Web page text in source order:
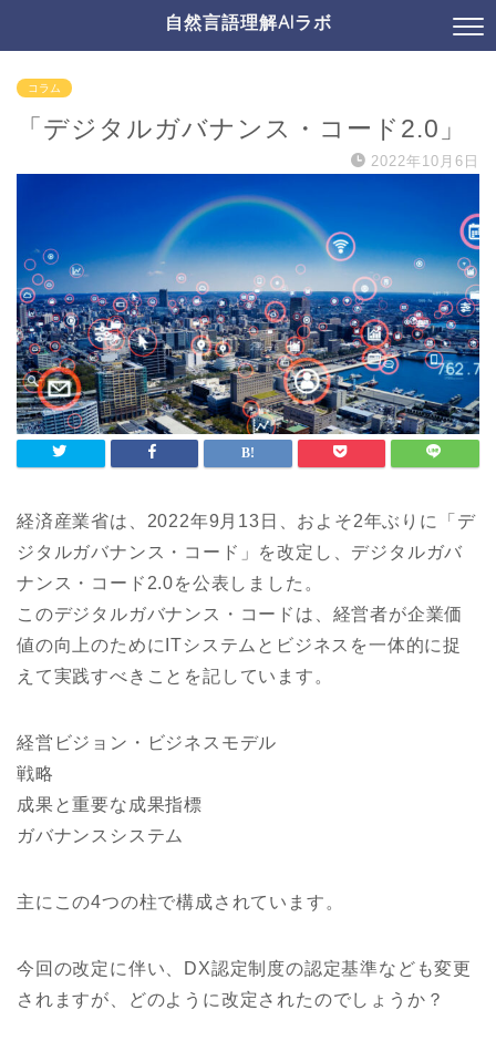
自然言語理解AIラボ
コラム
「デジタルガバナンス・コード2.0」
2022年10月6日
経済産業省は、2022年9月13日、およそ2年ぶりに「デ
ジタルガバナンス・コード」を改定し、デジタルガバ
ナンス・コード2.0を公表しました。
このデジタルガバナンス・コードは、経営者が企業価
値の向上のためにITシステムとビジネスを一体的に捉
えて実践すべきことを記しています。
経営ビジョン・ビジネスモデル
戦略
成果と重要な成果指標
ガバナンスシステム
主にこの4つの柱で構成されています。
今回の改定に伴い、DX認定制度の認定基準なども変更
されますが、どのように改定されたのでしょうか？